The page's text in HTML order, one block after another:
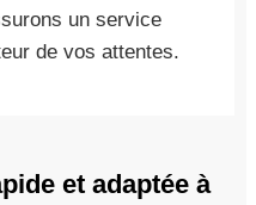
un service
de vos attentes.
et adaptée à